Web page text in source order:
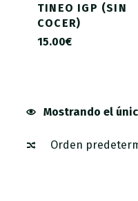
TINEO IGP (SIN
COCER)
15.00€
Mostrando el